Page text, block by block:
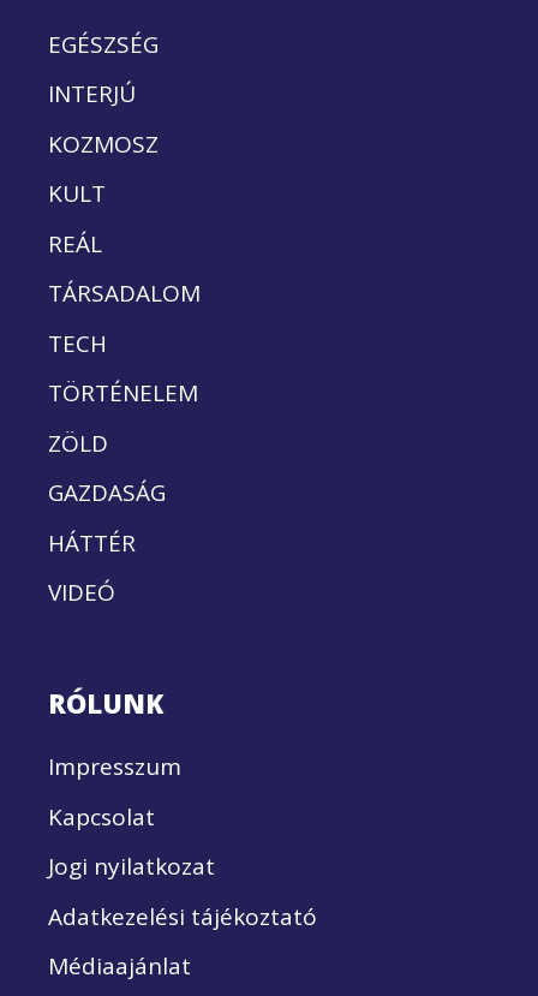
EGÉSZSÉG
INTERJÚ
KOZMOSZ
KULT
REÁL
TÁRSADALOM
TECH
TÖRTÉNELEM
ZÖLD
GAZDASÁG
HÁTTÉR
VIDEÓ
RÓLUNK
Impresszum
Kapcsolat
Jogi nyilatkozat
Adatkezelési tájékoztató
Médiaajánlat